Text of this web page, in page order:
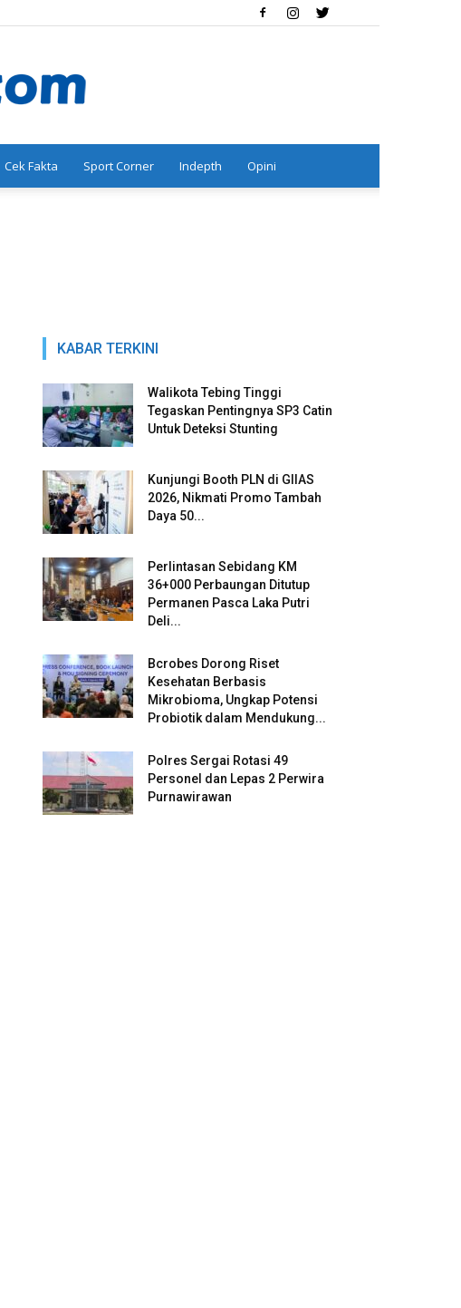
Cek Fakta Sport Corner Indepth Opini
KABAR TERKINI
Walikota Tebing Tinggi
Tegaskan Pentingnya SP3 Catin
Untuk Deteksi Stunting
Kunjungi Booth PLN di GIIAS
2026, Nikmati Promo Tambah
Daya 50...
Perlintasan Sebidang KM
36+000 Perbaungan Ditutup
Permanen Pasca Laka Putri
Deli...
Bcrobes Dorong Riset
Kesehatan Berbasis
Mikrobioma, Ungkap Potensi
Probiotik dalam Mendukung...
Polres Sergai Rotasi 49
Personel dan Lepas 2 Perwira
Purnawirawan